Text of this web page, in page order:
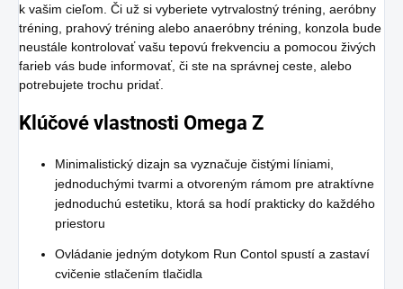
k vašim cieľom. Či už si vyberiete vytrvalostný tréning, aeróbny
tréning, prahový tréning alebo anaeróbny tréning, konzola bude
neustále kontrolovať vašu tepovú frekvenciu a pomocou živých
farieb vás bude informovať, či ste na správnej ceste, alebo
potrebujete trochu pridať.
Klúčové vlastnosti Omega Z
Minimalistický dizajn sa vyznačuje čistými líniami,
jednoduchými tvarmi a otvoreným rámom pre atraktívne
jednoduchú estetiku, ktorá sa hodí prakticky do každého
priestoru
Ovládanie jedným dotykom Run Contol spustí a zastaví
cvičenie stlačením tlačidla